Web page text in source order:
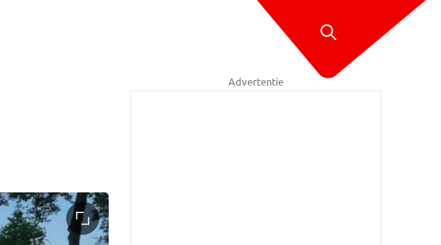
Advertentie